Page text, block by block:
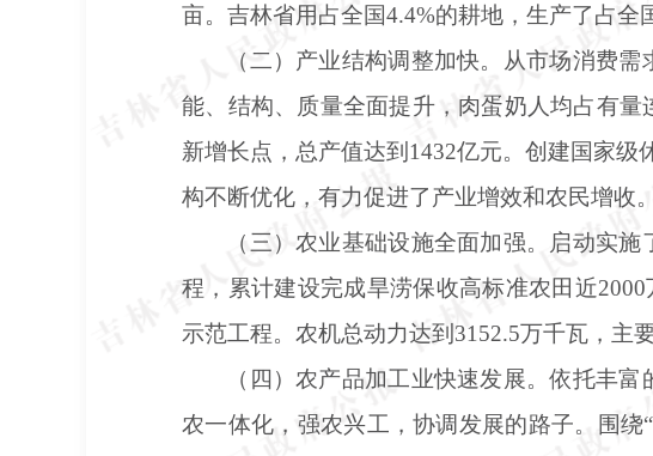
亩。吉林省用占全国4.4%的耕地，生产了占全
（二）产业结构调整加快。从市场消费
能、结构、质量全面提升，肉蛋奶人均占有
新增长点，总产值达到 1432亿元。创建国家级
构不断优化，有力促进了产业增效和农民增收。
（三）农业基础设施全面加强。启动实
程，累计建设完成旱涝保收高标准农田近
示范工程。农机总动力达到3152.5万千瓦，主
（四）农产品加工业快速发展。依托丰
农一体化，强农兴工，协调发展的路子。围绕